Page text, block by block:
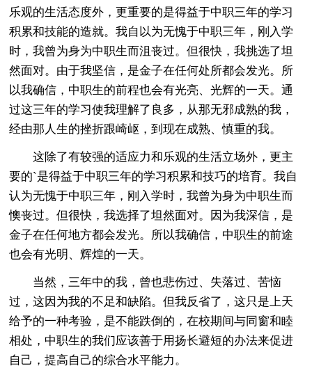
乐观的生活态度外，更重要的是得益于中职三年的学习
积累和技能的造就。我自以为无愧于中职三年，刚入学
时，我曾为身为中职生而沮丧过。但很快，我挑选了坦
然面对。由于我坚信，是金子在任何处所都会发光。所
以我确信，中职生的前程也会有光亮、光辉的一天。通
过这三年的学习使我理解了良多，从那无邪成熟的我，
经由那人生的挫折跟崎岖，到现在成熟、慎重的我。
这除了有较强的适应力和乐观的生活立场外，更主
要的`是得益于中职三年的学习积累和技巧的培育。我自
认为无愧于中职三年，刚入学时，我曾为身为中职生而
懊丧过。但很快，我选择了坦然面对。因为我深信，是
金子在任何地方都会发光。所以我确信，中职生的前途
也会有光明、辉煌的一天。
当然，三年中的我，曾也悲伤过、失落过、苦恼
过，这因为我的不足和缺陷。但我反省了，这只是上天
给予的一种考验，是不能跌倒的，在校期间与同窗和睦
相处，中职生的我们应该善于用扬长避短的办法来促进
自己，提高自己的综合水平能力。